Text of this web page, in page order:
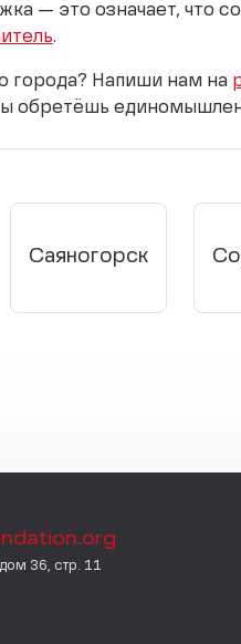
— это означает, что
.
города? Напиши нам на
обретёшь
Саяногорск
36, стр. 11